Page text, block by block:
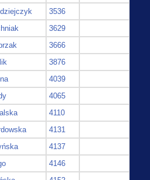
3536
3629
3666
3876
4039
4065
4110
4131
4137
4146